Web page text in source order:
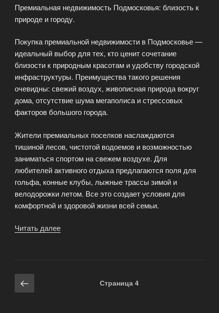
Премиальная недвижимость Подмосковья: близость к
природе и городу.
Покупка премиальной недвижимости в Подмосковье —
идеальный выбор для тех, кто ценит сочетание
близости к природным красотам и удобству городской
инфраструктуры. Преимущества такого решения
очевидны: свежий воздух, живописная природа вокруг
дома, отсутствие шума мегаполиса и стрессовых
факторов большого города.
Жители премиальных поселков наслаждаются
тишиной лесов, чистотой водоемов и возможностью
заниматься спортом на свежем воздухе. Для
любителей активного отдыха предлагаются поля для
гольфа, конные клубы, лыжные трассы зимой и
велодорожки летом. Все это создает условия для
комфортной и здоровой жизни всей семьи.
Читать далее
Навигация
по
Предыдущая
страница
Страница 4